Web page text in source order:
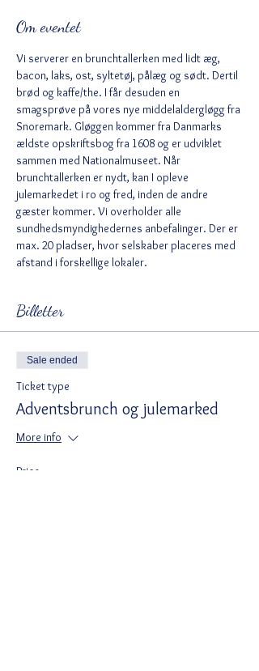
Om eventet
Vi serverer en brunchtallerken med lidt æg,
bacon, laks, ost, syltetøj, pålæg og sødt. Dertil
brød og kaffe/the. I får desuden en
smagsprøve på vores nye middelaldergløgg fra
Snoremark. Gløggen kommer fra Danmarks
ældste opskriftsbog fra 1608 og er udviklet
sammen med Nationalmuseet. Når
brunchtallerken er nydt, kan I opleve
julemarkedet i ro og fred, inden de andre
gæster kommer. Vi overholder alle
sundhedsmyndighedernes anbefalinger. Der er
max. 20 pladser, hvor selskaber placeres med
afstand i forskellige lokaler.
Billetter
Sale ended
Ticket type
Adventsbrunch og julemarked
More info
Price